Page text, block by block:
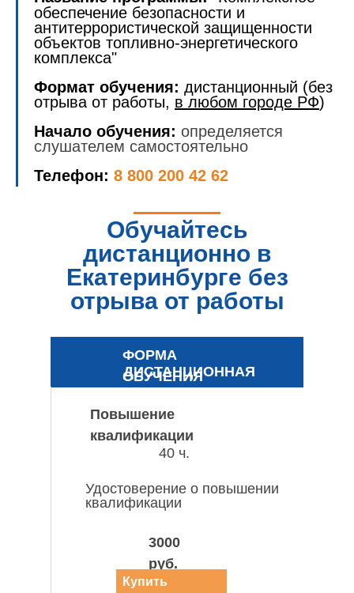
обеспечение безопасности и
антитеррористической защищенности
объектов топливно-энергетического
комплекса"
Формат обучения: дистанционный (без
отрыва от работы, в любом городе РФ)
Начало обучения: определяется
слушателем самостоятельно
Телефон: 8 800 200 42 62
Обучайтесь
дистанционно в
Екатеринбурге без
отрыва от работы
ФОРМА
ОБУЧЕНИЯ
ДИСТАНЦИОННАЯ
Повышение
квалификации
Удостоверение о повышении
квалификации
40 ч.
3000
руб.
Купить